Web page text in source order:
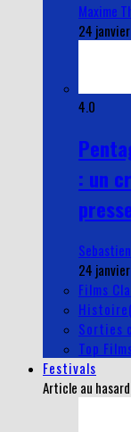
Maxime
24
4.0
: un
24
Films
Sorties
Top
Festivals
Article au hasard